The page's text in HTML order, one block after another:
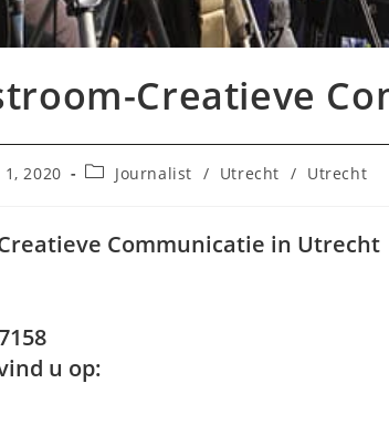
Creatieve
2020 Berichtcategorie:
Journalist / Utrecht / Utrecht
Communicatie in Utrecht
u op: